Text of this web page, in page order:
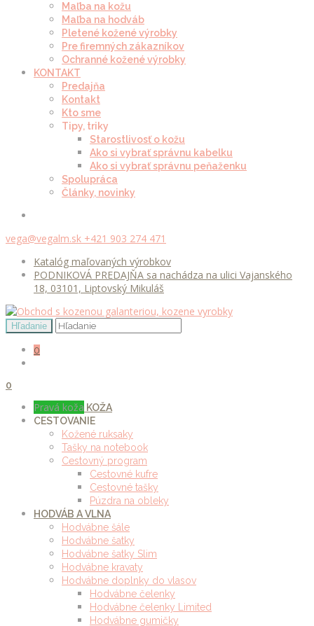
Maľba na kožu
Maľba na hodváb
Pletené kožené výrobky
Pre firemných zákazníkov
Ochranné kožené výrobky
KONTAKT
Predajňa
Kontakt
Kto sme
Tipy, triky
Starostlivosť o kožu
Ako si vybrať správnu kabelku
Ako si vybrať správnu peňaženku
Spolupráca
Články, novinky
vega@vegalm.sk +421 903 274 471
Katalóg maľovaných výrobkov
PODNIKOVÁ PREDAJŇA sa nachádza na ulici Vajanského
18, 03101, Liptovský Mikuláš
0
0
Pravá koža KOŽA
CESTOVANIE
Kožené ruksaky
Tašky na notebook
Cestovný program
Cestovné kufre
Cestovné tašky
Púzdra na obleky
HODVÁB A VLNA
Hodvábne šále
Hodvábne šatky
Hodvábne šatky Slim
Hodvábne kravaty
Hodvábne doplnky do vlasov
Hodvábne čelenky
Hodvábne čelenky Limited
Hodvábne gumičky